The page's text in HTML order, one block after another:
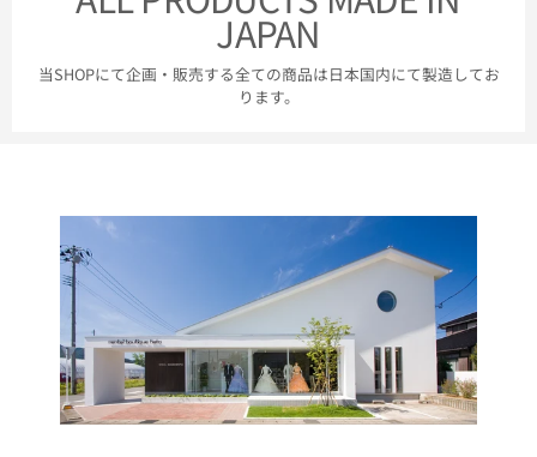
JAPAN
当SHOPにて企画・販売する全ての商品は日本国内にて製造してお
ります。